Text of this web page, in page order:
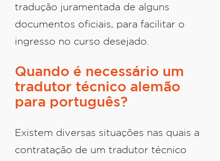
tradução juramentada de alguns
documentos oficiais, para facilitar o
ingresso no curso desejado.
Quando é necessário um
tradutor técnico alemão
para português?
Existem diversas situações nas quais a
contratação de um tradutor técnico